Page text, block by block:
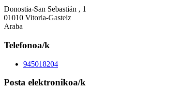
Donostia-San Sebastián , 1
01010 Vitoria-Gasteiz
Araba
Telefonoa/k
945018204
Posta elektronikoa/k